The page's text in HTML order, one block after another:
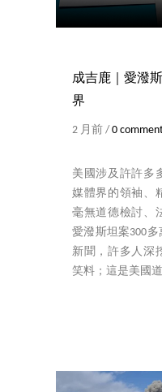
成吉鹿｜愛潑
界
2 月前 /0
美國涉及許許多
媒體界的領袖、
毫無道德檢討、
愛潑斯坦案300
新聞，許多人深
笑料；這是美國